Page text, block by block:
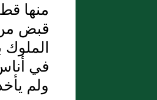
منها
قبض من
في
ولم